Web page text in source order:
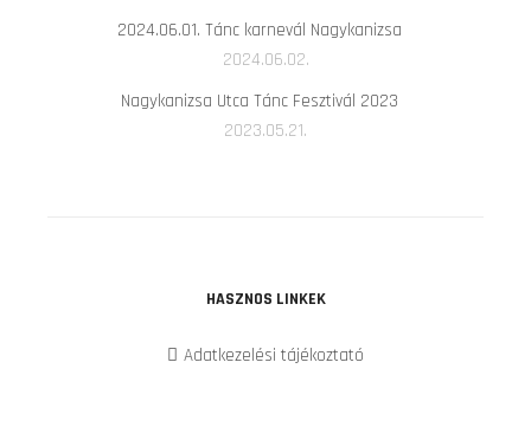
2024.06.01. Tánc karnevál Nagykanizsa
2024.06.02.
Nagykanizsa Utca Tánc Fesztivál 2023
2023.05.21.
HASZNOS LINKEK
Adatkezelési tájékoztató